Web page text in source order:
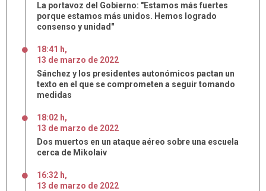
La portavoz del Gobierno: "Estamos más fuertes
porque estamos más unidos. Hemos logrado
consenso y unidad"
18:41 h,
13 de marzo de 2022
Sánchez y los presidentes autonómicos pactan un
texto en el que se comprometen a seguir tomando
medidas
18:02 h,
13 de marzo de 2022
Dos muertos en un ataque aéreo sobre una escuela
cerca de Mikolaiv
16:32 h,
13 de marzo de 2022